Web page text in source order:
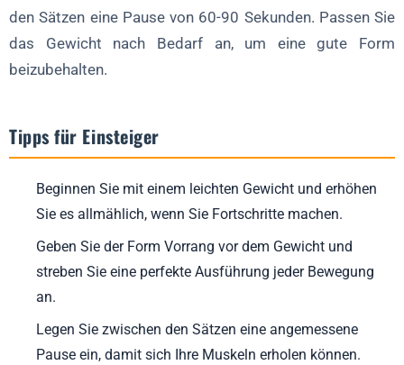
den Sätzen eine Pause von 60-90 Sekunden. Passen Sie
das Gewicht nach Bedarf an, um eine gute Form
beizubehalten.
Tipps für Einsteiger
Beginnen Sie mit einem leichten Gewicht und erhöhen
Sie es allmählich, wenn Sie Fortschritte machen.
Geben Sie der Form Vorrang vor dem Gewicht und
streben Sie eine perfekte Ausführung jeder Bewegung
an.
Legen Sie zwischen den Sätzen eine angemessene
Pause ein, damit sich Ihre Muskeln erholen können.